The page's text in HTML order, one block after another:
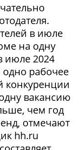
в июле
на одну
июле 2024
одно рабочее
конкуренции
вакансию
чем год
отмечают
hh.ru